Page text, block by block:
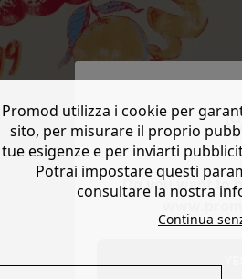
Do you want to
Promod utilizza i cookie per
sito, per misurare il proprio
tue esigenze e per inviarti
Potrai impostare questi
consultare la nostra
Continua